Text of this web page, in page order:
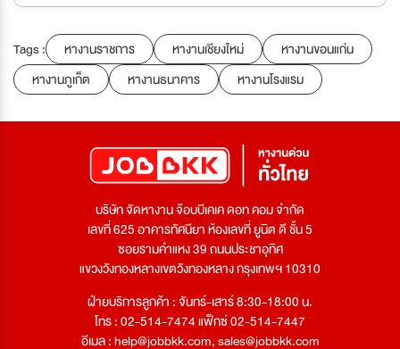
Tags : หางานราชการ หางานเชียงใหม่
หางานขอนแก่น
หางานภูเก็ต
หางานธนาคาร หางานโรงแรม
บริษัท จัดหางาน จ๊อบบีเคเค ดอท คอม จำกัด
เลขที่ 625 อาคารทัศนียา ห้องเลขที่ ยูนิต ดี ชั้น 5
ซอยรามคำแหง 39 ถนนประชาอุทิศ
แขวงวังทองหลางเขตวังทองหลาง กรุงเทพฯ 10310
ฝ่ายบริการลูกค้า : จันทร์-เสาร์ 8:30-18:00 น.
โทร : 02-514-7474 แฟ็กซ์ 02-514-7447
อีเมล :help@jobbkk.com,sales@jobbkk.com